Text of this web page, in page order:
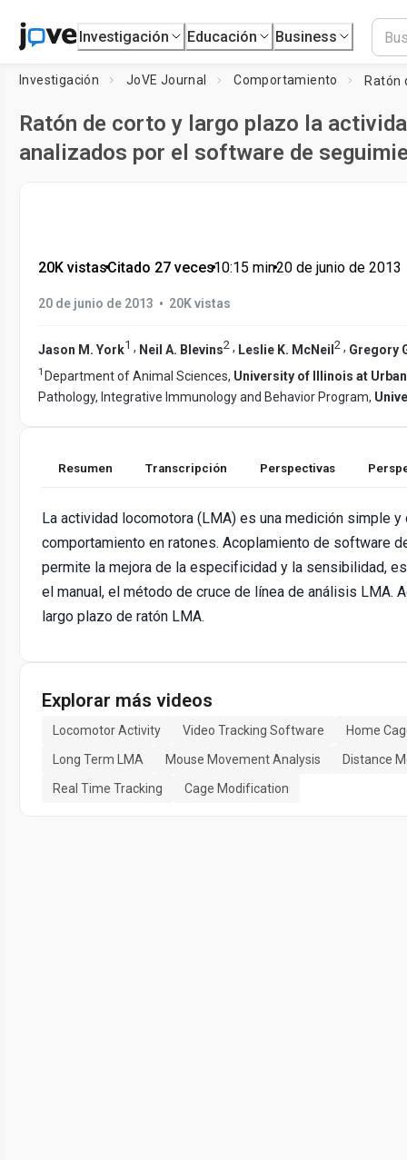
Investigación Educación Business
Investigación JoVE Journal Comportamiento
Ratón de corto y largo plazo la
analizados por el software de
20K vistas•Citado 27 veces•10:15 min•20 de junio de 2013
20 de junio de 2013 • 20K vistas
Jason M. York1 , Neil A. Blevins2 , Leslie K. McNeil 2 , Gregory
1 Department of Animal Sciences, University of Illinois at
Pathology, Integrative Immunology and Behavior Program,
Resumen Transcripción Perspectivas
La actividad locomotora (LMA) es una medición simple
comportamiento en ratones. Acoplamiento de software
permite la mejora de la especificidad y la sensibilidad,
el manual, el método de cruce de línea de análisis LMA.
largo plazo de ratón LMA.
Explorar más videos
Locomotor Activity Video Tracking Software
Home
Long Term LMA
Mouse Movement Analysis
Distance
Real Time Tracking
Cage Modification